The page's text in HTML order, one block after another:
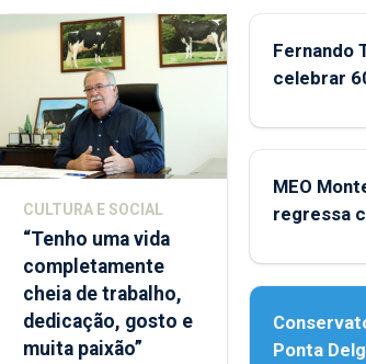
CULTURA E SOCIAL
“Tenho uma vida
completamente
cheia de trabalho,
dedicação, gosto e
muita paixão”
Fernando
celebrar
MEO
regressa
Ponta